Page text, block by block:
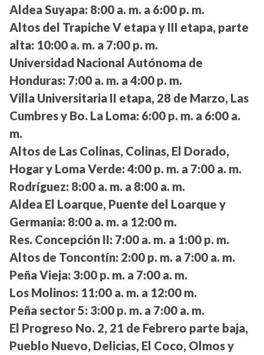
Aldea Suyapa: 8:00 a. m. a 6:00 p. m.
Altos del Trapiche V etapa y III etapa, parte
alta: 10:00 a. m. a 7:00 p. m.
Universidad Nacional Autónoma de
Honduras: 7:00 a. m. a 4:00 p. m.
Villa Universitaria II etapa, 28 de Marzo, Las
Cumbres y Bo. La Loma: 6:00 p. m. a 6:00 a.
m.
Altos de Las Colinas, Colinas, El Dorado,
Hogar y Loma Verde: 4:00 p. m. a 7:00 a. m.
Rodríguez: 8:00 a. m. a 8:00 a. m.
Aldea El Loarque, Puente del Loarque y
Germania: 8:00 a. m. a 12:00 m.
Res. Concepción II: 7:00 a. m. a 1:00 p. m.
Altos de Toncontín: 2:00 p. m. a 7:00 a. m.
Peña Vieja: 3:00 p. m. a 7:00 a. m.
Los Molinos: 11:00 a. m. a 12:00 m.
Peña sector 5: 3:00 p. m. a 7:00 a. m.
El Progreso No. 2, 21 de Febrero parte baja,
Pueblo Nuevo, Delicias, El Coco, Olmos y